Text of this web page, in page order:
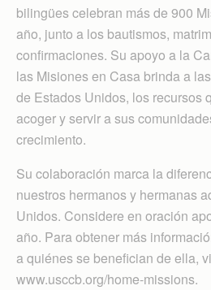
bilingües celebran más de 900
año, junto a los bautismos,
confirmaciones. Su apoyo a la
las Misiones en Casa brinda a
de Estados Unidos, los recursos
acoger y servir a sus
crecimiento.
Su colaboración marca la
nuestros hermanos y hermanas
Unidos. Considere en oración
año. Para obtener más
a quiénes se benefician de ella,
www.usccb.org/home-missions.